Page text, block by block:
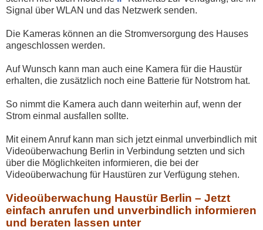
Signal über WLAN und das Netzwerk senden.
Die Kameras können an die Stromversorgung des Hauses
angeschlossen werden.
Auf Wunsch kann man auch eine Kamera für die Haustür
erhalten, die zusätzlich noch eine Batterie für Notstrom hat.
So nimmt die Kamera auch dann weiterhin auf, wenn der
Strom einmal ausfallen sollte.
Mit einem Anruf kann man sich jetzt einmal unverbindlich mit
Videoüberwachung Berlin in Verbindung setzten und sich
über die Möglichkeiten informieren, die bei der
Videoüberwachung für Haustüren zur Verfügung stehen.
Videoüberwachung Haustür Berlin – Jetzt
einfach anrufen und unverbindlich informieren
und beraten lassen unter